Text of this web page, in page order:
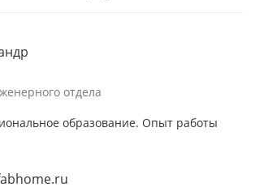
отдела
образование. Опыт работы